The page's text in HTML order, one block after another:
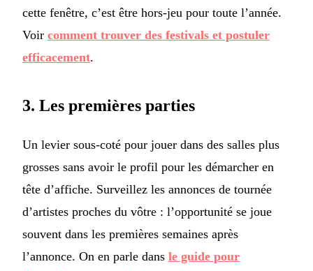
cette fenêtre, c’est être hors-jeu pour toute l’année.
Voir comment trouver des festivals et postuler
efficacement.
3. Les premières parties
Un levier sous-coté pour jouer dans des salles plus
grosses sans avoir le profil pour les démarcher en
tête d’affiche. Surveillez les annonces de tournée
d’artistes proches du vôtre : l’opportunité se joue
souvent dans les premières semaines après
l’annonce. On en parle dans le guide pour